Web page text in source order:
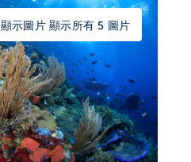
顯示圖片 顯示所有 5 圖片